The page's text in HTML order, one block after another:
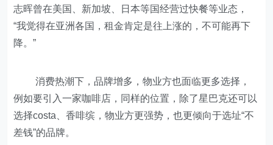
志晖曾在美国、新加坡、日本等国经营过快餐等业态，
“我觉得在亚洲各国，租金肯定是往上涨的，不可能再下
降。”
消费热潮下，品牌增多，物业方也面临更多选择，
例如要引入一家咖啡店，同样的位置，除了星巴克还可以
选择costa、香啡缤，物业方更强势，也更倾向于选址“不
差钱”的品牌。